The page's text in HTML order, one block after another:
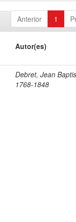
Anterior 1
Autor(es)
Debret, Jean
1768-1848